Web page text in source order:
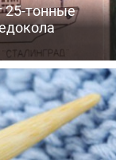
25-тонные